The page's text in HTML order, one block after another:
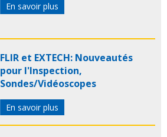
En savoir plus
FLIR et EXTECH: Nouveautés
pour l'Inspection,
Sondes/Vidéoscopes
En savoir plus